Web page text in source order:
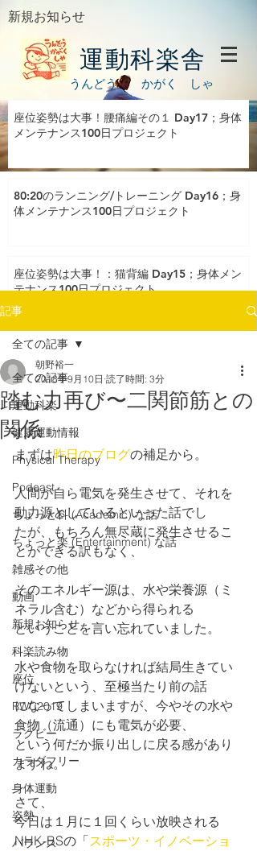
新規お知らせ
運動科楽舎
うんどう かがく しゃ
座位姿勢は大事！腰痛編その１ Day17；身体
メンテナンス100日プロジェクト
80:20のランニング/トレーニング Day16；身
体メンテナンス100日プロジェクト
座位姿勢は大事！：猫背編 Day15；身体メン
テナンス100日プロジェクト
記事
全ての記事
運動科楽
健康運動情報
Physical Therapy
Podcast
ちょっと科 (Academic) な話
ちょっと楽 (Entertainment) な話
雑感その他
動画
新規お知らせ
科楽読み物
座位
RWC2019
ラグビー
カラダフリー
身体運動
姿勢
バランス
全ての記事
踏む力再び〜二関節筋との
関係
朝野裕一
2018年9月10日 読了時間: 3分
まずは昨日のブログの補足から。
人間が自ら電気を発生させて、それを
動力源としているといった話でし
たが、もちろん無尽蔵に発生させるこ
とができる訳もなく、
そのエネルギー源は、水や栄養源（ミ
ネラル含む）などから得られる
ということを言い忘れていました。
水や食物を取らなければ結局生きてい
けないという、至極当たり前の話
になってしまいますが、今やその水や
食物（流通）にも電気が必要、
という何だか振り出しに戻る感があり
ますね。
さて、
今日は１月に１回くらい放映される
NHK-BSの「スポーツ・イノベーショ